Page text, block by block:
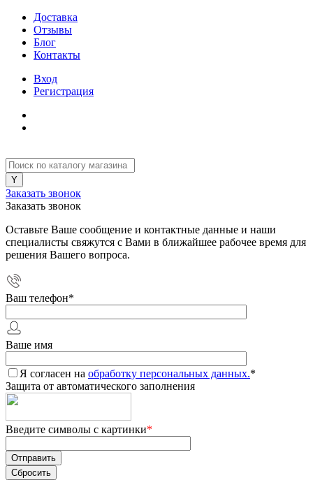
Доставка
Отзывы
Блог
Контакты
Вход
Регистрация
Заказать звонок
Заказать звонок
Оставьте Ваше сообщение и контактные данные и наши
специалисты свяжутся с Вами в ближайшее рабочее время для
решения Вашего вопроса.
Ваш телефон*
Ваше имя
Я согласен на обработку персональных данных.*
Защита от автоматического заполнения
Введите символы с картинки*